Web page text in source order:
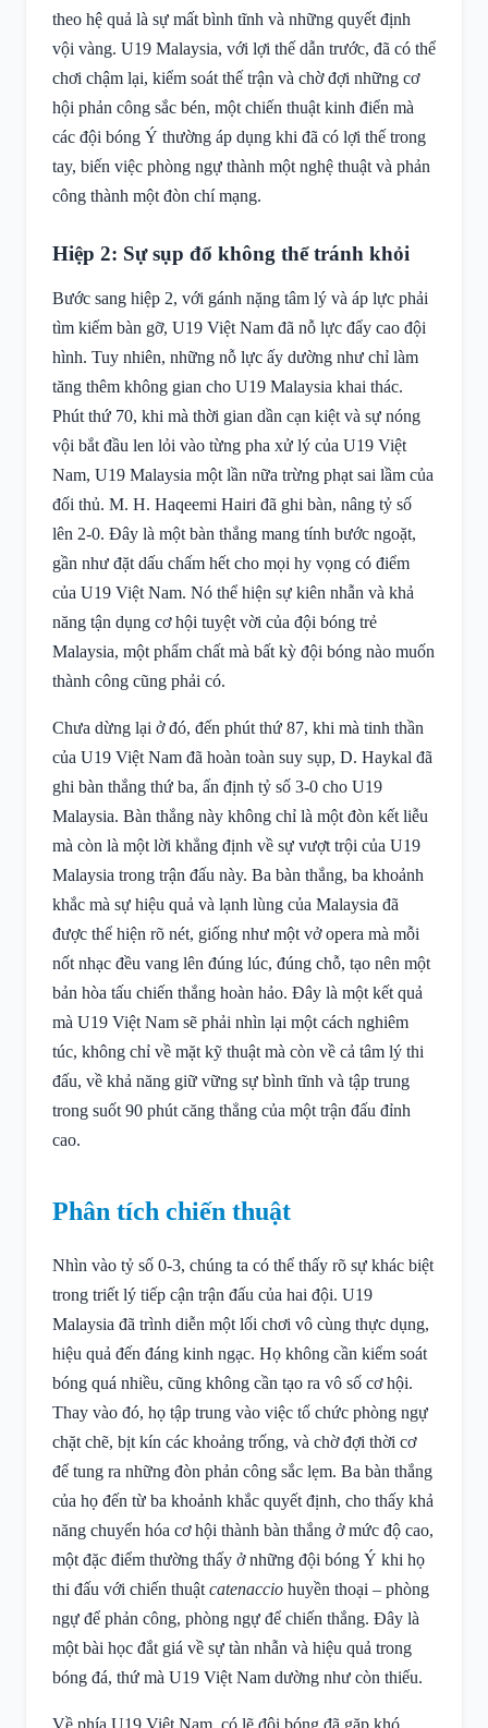
theo hệ quả là sự mất bình tĩnh và những quyết định
vội vàng. U19 Malaysia, với lợi thế dẫn trước, đã có thể
chơi chậm lại, kiểm soát thế trận và chờ đợi những cơ
hội phản công sắc bén, một chiến thuật kinh điển mà
các đội bóng Ý thường áp dụng khi đã có lợi thế trong
tay, biến việc phòng ngự thành một nghệ thuật và phản
công thành một đòn chí mạng.
Hiệp 2: Sự sụp đổ không thể tránh khỏi
Bước sang hiệp 2, với gánh nặng tâm lý và áp lực phải
tìm kiếm bàn gỡ, U19 Việt Nam đã nỗ lực đẩy cao đội
hình. Tuy nhiên, những nỗ lực ấy dường như chỉ làm
tăng thêm không gian cho U19 Malaysia khai thác.
Phút thứ 70, khi mà thời gian dần cạn kiệt và sự nóng
vội bắt đầu len lỏi vào từng pha xử lý của U19 Việt
Nam, U19 Malaysia một lần nữa trừng phạt sai lầm của
đối thủ. M. H. Haqeemi Hairi đã ghi bàn, nâng tỷ số
lên 2-0. Đây là một bàn thắng mang tính bước ngoặt,
gần như đặt dấu chấm hết cho mọi hy vọng có điểm
của U19 Việt Nam. Nó thể hiện sự kiên nhẫn và khả
năng tận dụng cơ hội tuyệt vời của đội bóng trẻ
Malaysia, một phẩm chất mà bất kỳ đội bóng nào muốn
thành công cũng phải có.
Chưa dừng lại ở đó, đến phút thứ 87, khi mà tinh thần
của U19 Việt Nam đã hoàn toàn suy sụp, D. Haykal đã
ghi bàn thắng thứ ba, ấn định tỷ số 3-0 cho U19
Malaysia. Bàn thắng này không chỉ là một đòn kết liễu
mà còn là một lời khẳng định về sự vượt trội của U19
Malaysia trong trận đấu này. Ba bàn thắng, ba khoảnh
khắc mà sự hiệu quả và lạnh lùng của Malaysia đã
được thể hiện rõ nét, giống như một vở opera mà mỗi
nốt nhạc đều vang lên đúng lúc, đúng chỗ, tạo nên một
bản hòa tấu chiến thắng hoàn hảo. Đây là một kết quả
mà U19 Việt Nam sẽ phải nhìn lại một cách nghiêm
túc, không chỉ về mặt kỹ thuật mà còn về cả tâm lý thi
đấu, về khả năng giữ vững sự bình tĩnh và tập trung
trong suốt 90 phút căng thẳng của một trận đấu đỉnh
cao.
Phân tích chiến thuật
Nhìn vào tỷ số 0-3, chúng ta có thể thấy rõ sự khác biệt
trong triết lý tiếp cận trận đấu của hai đội. U19
Malaysia đã trình diễn một lối chơi vô cùng thực dụng,
hiệu quả đến đáng kinh ngạc. Họ không cần kiểm soát
bóng quá nhiều, cũng không cần tạo ra vô số cơ hội.
Thay vào đó, họ tập trung vào việc tổ chức phòng ngự
chặt chẽ, bịt kín các khoảng trống, và chờ đợi thời cơ
để tung ra những đòn phản công sắc lẹm. Ba bàn thắng
của họ đến từ ba khoảnh khắc quyết định, cho thấy khả
năng chuyển hóa cơ hội thành bàn thắng ở mức độ cao,
một đặc điểm thường thấy ở những đội bóng Ý khi họ
thi đấu với chiến thuật catenaccio huyền thoại – phòng
ngự để phản công, phòng ngự để chiến thắng. Đây là
một bài học đắt giá về sự tàn nhẫn và hiệu quả trong
bóng đá, thứ mà U19 Việt Nam dường như còn thiếu.
Về phía U19 Việt Nam, có lẽ đội bóng đã gặp khó